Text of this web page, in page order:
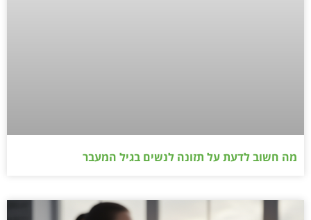
מה חשוב לדעת על תזונה לנשים בגיל המעבר